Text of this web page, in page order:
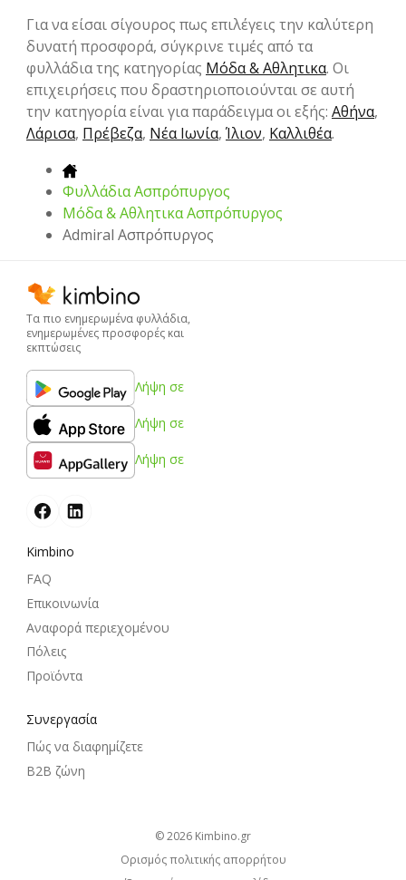
Για να είσαι σίγουρος πως επιλέγεις την καλύτερη
δυνατή προσφορά, σύγκρινε τιμές από τα
φυλλάδια της κατηγορίας Μόδα & Aθλητικα. Οι
επιχειρήσεις που δραστηριοποιούνται σε αυτή
την κατηγορία είναι για παράδειγμα οι εξής: Αθήνα,
Λάρισα, Πρέβεζα, Νέα Ιωνία, Ίλιον, Καλλιθέα.
Φυλλάδια Ασπρόπυργος
Μόδα & Aθλητικα Ασπρόπυργος
Admiral Ασπρόπυργος
Τα πιο ενημερωμένα φυλλάδια,
ενημερωμένες προσφορές και
εκπτώσεις
Λήψη σε
Λήψη σε
Λήψη σε
Kimbino
FAQ
Επικοινωνία
Αναφορά περιεχομένου
Πόλεις
Προϊόντα
Συνεργασία
Πώς να διαφημίζετε
B2B ζώνη
© 2026
kimbino.gr
Ορισμός πολιτικής απορρήτου